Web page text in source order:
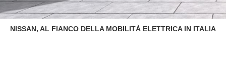
NISSAN, AL FIANCO DELLA MOBILITÀ ELETTRICA IN ITALIA